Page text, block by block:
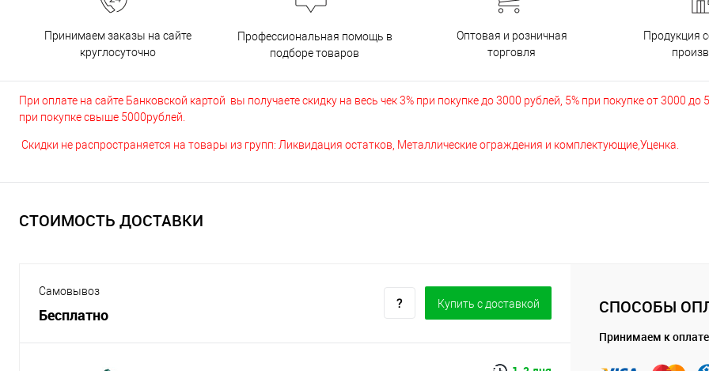
Принимаем заказы на сайте
круглосуточно
Профессиональная помощь в
подборе товаров
Оптовая и розничная
торговля
Продукция
При оплате на сайте Банковской картой вы получаете скидку на весь чек 3% при покупке до 3000 рублей, 5% при покупке от 3000 до
при покупке свыше 5000рублей.
Скидки не распространяется на товары из групп: Ликвидация остатков, Металлические ограждения и комплектующие,Уценка.
СТОИМОСТЬ ДОСТАВКИ
Самовывоз
Бесплатно
Купить c доставкой СПОСОБЫ
Принимаем к оплате